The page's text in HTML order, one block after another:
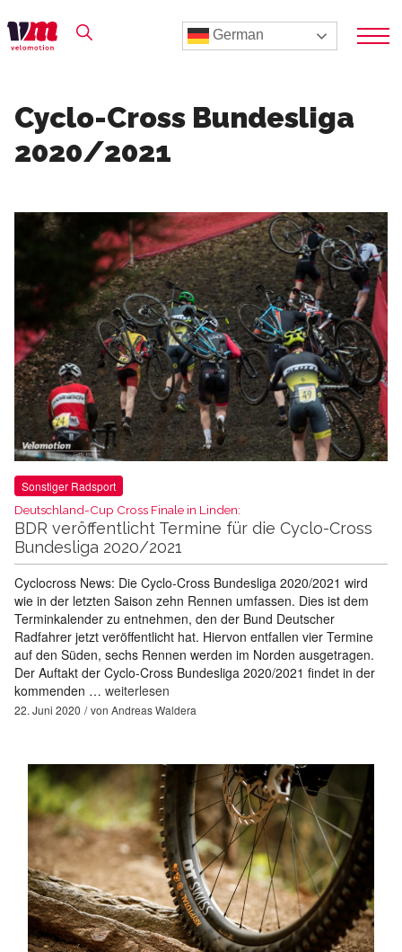
German
Cyclo-Cross Bundesliga
2020/2021
Sonstiger Radsport
Deutschland-Cup Cross Finale in Linden:
BDR veröffentlicht Termine für die Cyclo-Cross
Bundesliga 2020/2021
Cyclocross News: Die Cyclo-Cross Bundesliga 2020/2021 wird
wie in der letzten Saison zehn Rennen umfassen. Dies ist dem
Terminkalender zu entnehmen, den der Bund Deutscher
Radfahrer jetzt veröffentlicht hat. Hiervon entfallen vier Termine
auf den Süden, sechs Rennen werden im Norden ausgetragen.
Der Auftakt der Cyclo-Cross Bundesliga 2020/2021 findet in der
kommenden … weiterlesen
22. Juni 2020 von Andreas Waldera